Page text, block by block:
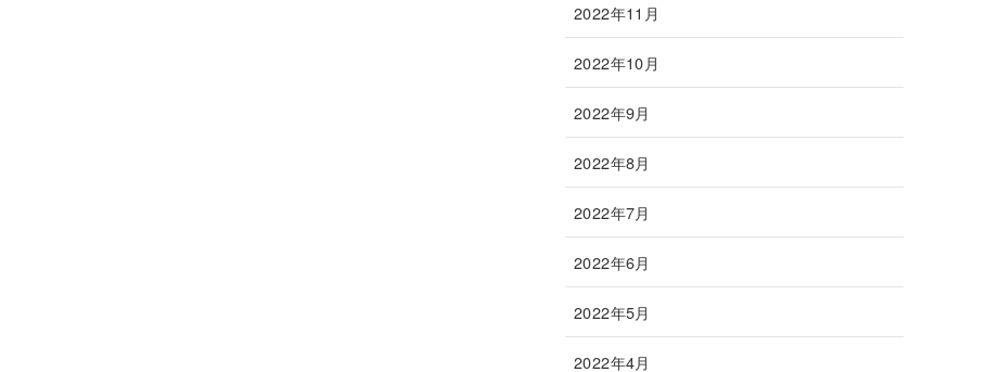
2022年11月
2022年10月
2022年9月
2022年8月
2022年7月
2022年6月
2022年5月
2022年4月